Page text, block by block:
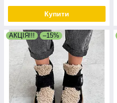
Купити
АКЦІЯ!!! –15%